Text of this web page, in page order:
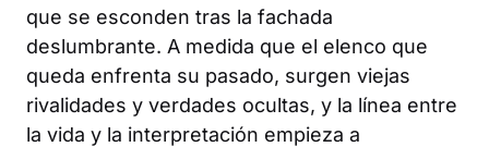
que se esconden tras la fachada
deslumbrante. A medida que el elenco que
queda enfrenta su pasado, surgen viejas
rivalidades y verdades ocultas, y la línea entre
la vida y la interpretación empieza a